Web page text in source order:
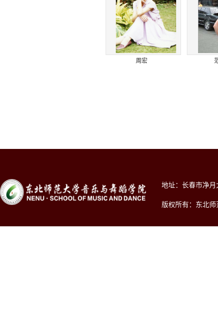
范晶
地址：长春市净
版权所有：东北